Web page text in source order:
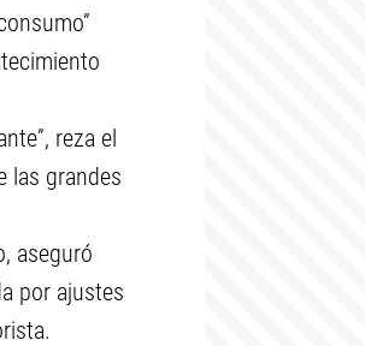
reza el
las grandes
aseguró
por ajustes